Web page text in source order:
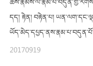
དད། རྟེན། བརྟེན་པ།
20170919